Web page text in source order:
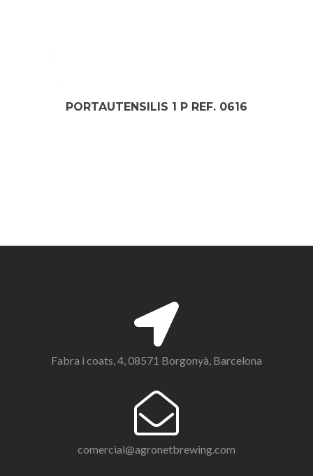
PORTAUTENSILIS 1 P REF. 0616
Fabra i coats, 4, 08571 Borgonyà, Barcelona
comercial@agronetbrewing.com